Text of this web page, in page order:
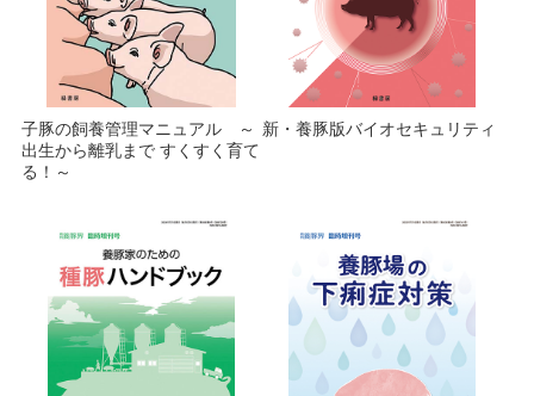
子豚の飼養管理マニュアル ～
出生から離乳まで すくすく育て
る！～
新・養豚版バイオセキュリティ